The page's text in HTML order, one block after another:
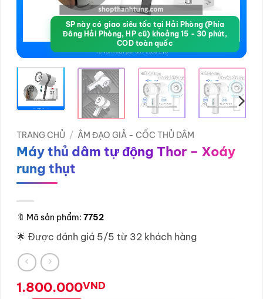
SP này có giao siêu tốc tại Hải Phòng (Phía
Đông Hải Phòng, HP cũ) khoảng 15 - 30 phút,
COD toàn quốc
TRANG CHỦ / ÂM ĐẠO GIẢ - CỐC THỦ DÂM
Máy thủ dâm tự động Thor – Xoáy
rung thụt
🔖 Mã sản phẩm: 7752
🌟 Được đánh giá 5/5 từ 32 khách hàng
1.800.000VND